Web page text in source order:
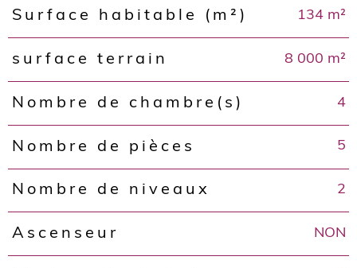
Surface habitable (m²) 134 m²
surface terrain 8 000 m²
Nombre de chambre(s) 4
Nombre de pièces 5
Nombre de niveaux 2
Ascenseur NON